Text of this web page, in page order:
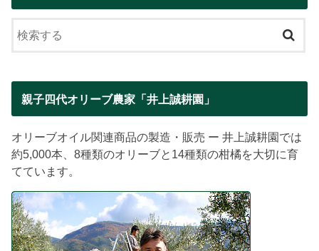
親子四代オリーブ農家「井上誠耕園」
オリーブオイル関連商品の製造・販売 ー 井上誠耕園では
約5,000本、8種類のオリーブと14種類の柑橘を大切に育
てています。